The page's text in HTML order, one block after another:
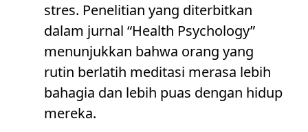
stres. Penelitian yang diterbitkan
dalam jurnal “Health Psychology”
menunjukkan bahwa orang yang
rutin berlatih meditasi merasa lebih
bahagia dan lebih puas dengan hidup
mereka.